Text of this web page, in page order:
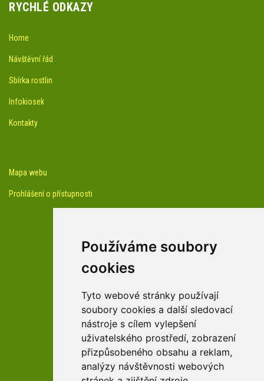
Používáme soubory
cookies
Tyto webové stránky používají
soubory cookies a další sledovací
nástroje s cílem vylepšení
uživatelského prostředí, zobrazení
přizpůsobeného obsahu a reklam,
analýzy návštěvnosti webových
RYCHLÉ ODKAZY
Home
Návštěvní řád
Sbírka rostlin
Infokiosek
Kontakty
Mapa webu
Prohlášení o přístupnosti
Youtube kanál arboreta